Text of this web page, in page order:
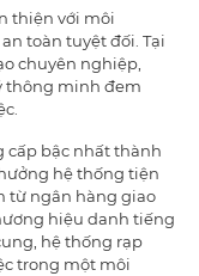
thiện với môi
toàn tuyệt đối. Tại
chuyên nghiệp,
thông minh đem
cấp bậc nhất thành
hệ thống tiện
từ ngân hàng giao
hiệu danh tiếng
hệ thống rạp
trong một môi